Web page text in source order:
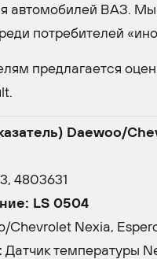
автомобилей ВАЗ. Мы
потребителей
предлагается
Daewoo/
4803631
LS 0504
Chevrolet Nexia,
Датчик температуры